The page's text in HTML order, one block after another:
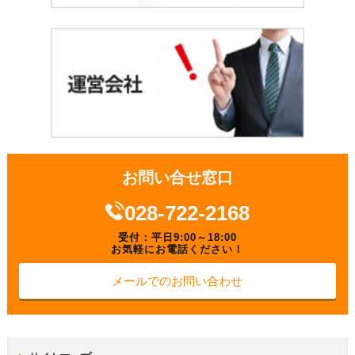
お問い合せ窓口
028-722-2168
受付：平日9:00～18:00
お気軽にお電話ください！
メールでのお問い合わせ